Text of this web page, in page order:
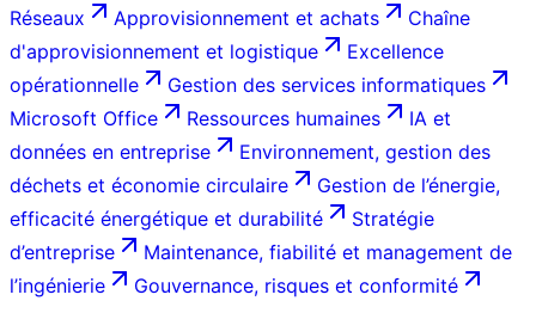
Réseaux
Approvisionnement et achats
Chaîne
d'approvisionnement et logistique
Excellence
opérationnelle
Gestion des services informatiques
Microsoft Office
Ressources humaines
IA et
données en entreprise
Environnement, gestion des
déchets et économie circulaire
Gestion de l’énergie,
efficacité énergétique et durabilité
Stratégie
d’entreprise
Maintenance, fiabilité et management de
l’ingénierie
Gouvernance, risques et conformité